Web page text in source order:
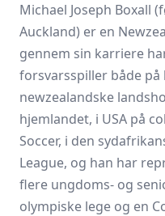
Michael Joseph Boxall
Auckland) er en
gennem sin karriere
forsvarsspiller både
newzealandske
hjemlandet, i USA på
Soccer, i den
League, og han har
flere ungdoms- og
olympiske lege og en